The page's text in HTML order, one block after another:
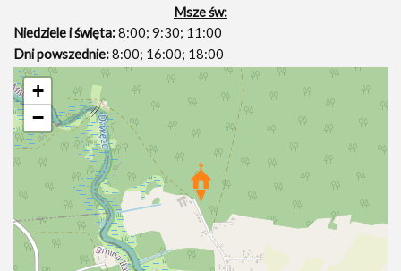
Msze św:
Niedziele i święta:8:00; 9:30; 11:00
Dni powszednie:8:00; 16:00; 18:00
+
−